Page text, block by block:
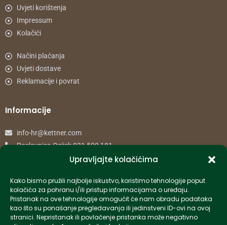
Upravljajte kolačićima
Kako bismo pružili najbolje iskustvo, koristimo tehnologije poput
kolačića za pohranu i/ili pristup informacijama o uređaju.
Pristanak na ove tehnologije omogućit će nam obradu podataka
kao što su ponašanje pregledavanja ili jedinstveni ID-ovi na ovoj
stranici. Nepristanak ili povlačenje pristanka može negativno
Uvjeti korištenja
Impressum
Kolačići
Načini plaćanja
Uvjeti dostave
Reklamacije i povrat
Informacije
info-hr@kettner.com
Poslovnica Osijek 031 500 181
Poslovnica Zagreb 01 7798 900
© 2024 Kettner. Sva prava pridržana.